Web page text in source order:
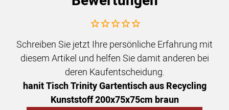
Noch keine Bewertungen abgegeben
Schreiben Sie jetzt Ihre persönliche Erfahrung mit
diesem Artikel und helfen Sie damit anderen bei
deren Kaufentscheidung.
hanit Tisch Trinity Gartentisch aus Recycling
Kunststoff 200x75x75cm braun